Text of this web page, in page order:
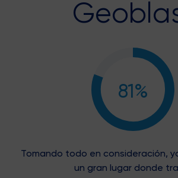
81%
Tomando todo en consideración,
un gran lugar donde